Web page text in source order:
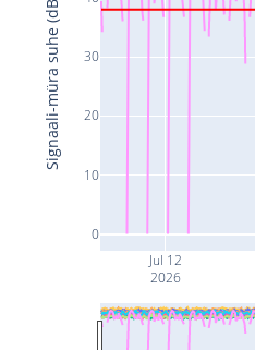
Jul 12
2026
0
10
20
30
Signaali-müra suhe (dB)